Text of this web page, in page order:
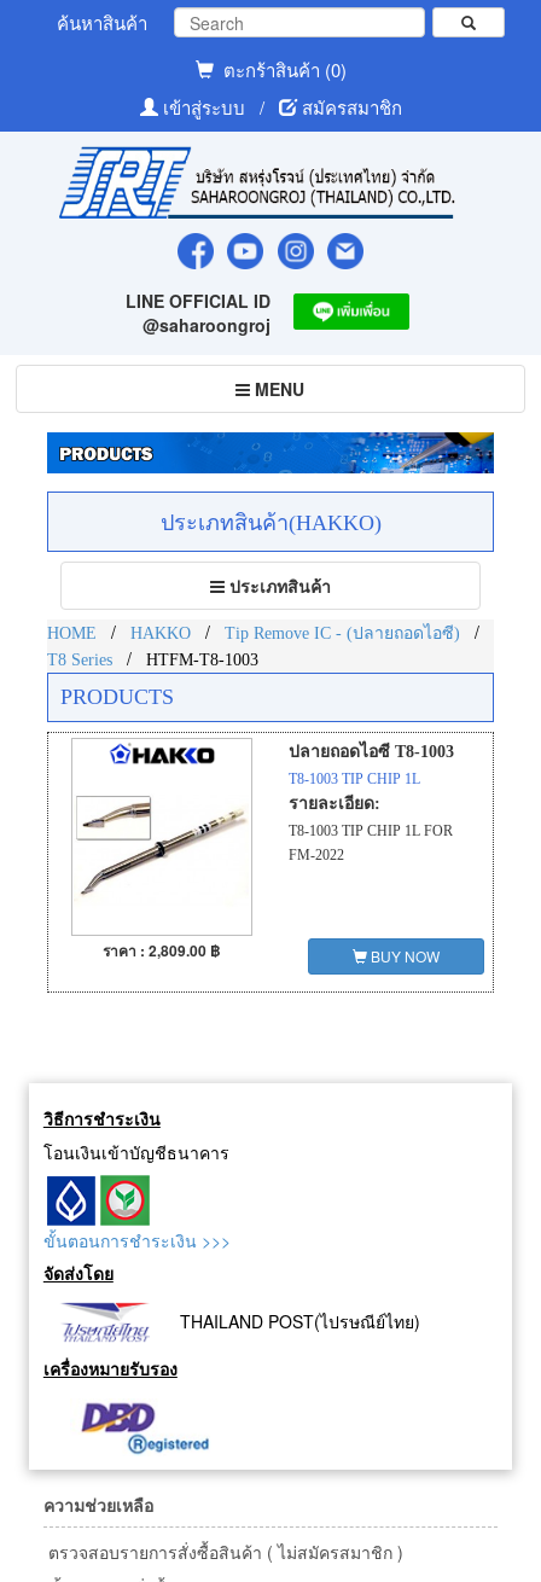
ค้นหาสินค้า
ตะกร้าสินค้า (0)
เข้าสู่ระบบ
/ สมัครสมาชิก
LINE OFFICIAL ID
@saharoongroj
Toggle
navigation
MENU
ประเภทสินค้า(HAKKO)
Toggle
navigation
ประเภทสินค้า
HOME / HAKKO / Tip Remove IC - (ปลายถอดไอซี) /
T8 Series / HTFM-T8-1003
PRODUCTS
ปลายถอดไอซี T8-1003
T8-1003 TIP CHIP 1L
รายละเอียด:
T8-1003 TIP CHIP 1L FOR
FM-2022
ราคา : 2,809.00 ฿ BUY NOW
วิธีการชำระเงิน
โอนเงินเข้าบัญชีธนาคาร
ขั้นตอนการชำระเงิน >>>
จัดส่งโดย
THAILAND POST(ไปรษณีย์ไทย)
เครื่องหมายรับรอง
ความช่วยเหลือ
ตรวจสอบรายการสั่งซื้อสินค้า ( ไม่สมัครสมาชิก )